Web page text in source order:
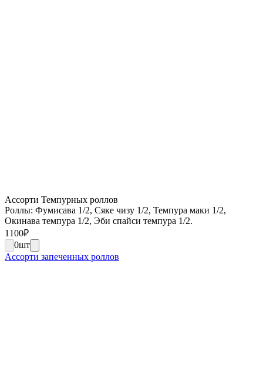
Ассорти Темпурных роллов
Роллы: Фумисава 1/2, Сяке чизу 1/2, Темпура маки 1/2,
Окинава темпура 1/2, Эби спайси темпура 1/2.
1100₽
0шт
Ассорти запеченных роллов